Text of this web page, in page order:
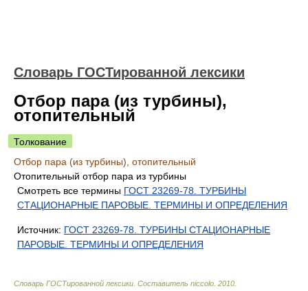
Словарь ГОСТированной лексики
Отбор пара (из турбины),
отопительный
Толкование
Отбор пара (из турбины), отопительный
Отопительный отбор пара из турбины
Смотреть все термины ГОСТ 23269-78. ТУРБИНЫ
СТАЦИОНАРНЫЕ ПАРОВЫЕ. ТЕРМИНЫ И ОПРЕДЕЛЕНИЯ
Источник: ГОСТ 23269-78. ТУРБИНЫ СТАЦИОНАРНЫЕ
ПАРОВЫЕ. ТЕРМИНЫ И ОПРЕДЕЛЕНИЯ
Словарь ГОСТированной лексики Составитель niccolo 2010